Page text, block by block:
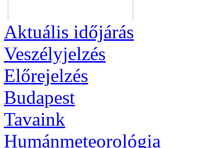
Aktuális időjárás
Veszélyjelzés
Előrejelzés
Budapest
Tavaink
Humánmeteorológia